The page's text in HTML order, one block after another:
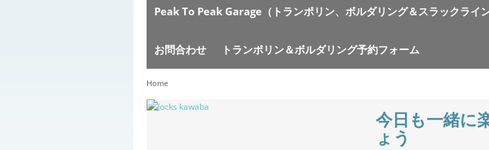
Peak To Peak Garage（トランポリン、ボルダリング＆スラックライン
お問合わせ トランポリン＆ボルダリング予約フォーム
Home
今日も一緒に
ょう